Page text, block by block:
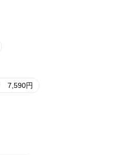
7,590円